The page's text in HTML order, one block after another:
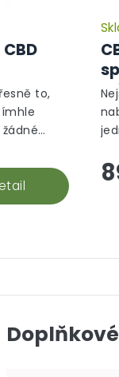
produktu
to,
podobě.